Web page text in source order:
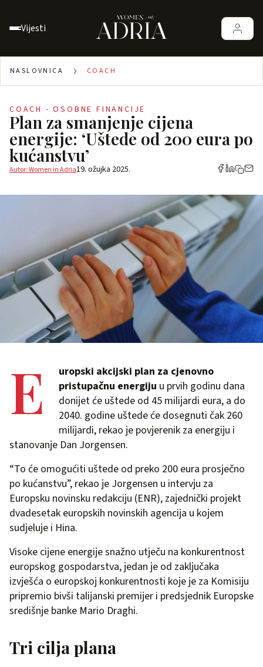
Vijesti
NASLOVNICA COACH
COACH - OSOBNE FINANCIJE
Plan za smanjenje cijena
energije: ‘Uštede od 200 eura po
kućanstvu’
Autor: Women in Adria19. ožujka 2025.
E
uropski akcijski plan za cjenovno
pristupačnu energiju u prvih godinu dana
donijet će uštede od 45 milijardi eura, a do
2040. godine uštede će dosegnuti čak 260
milijardi, rekao je povjerenik za energiju i
stanovanje Dan Jorgensen.
“To će omogućiti uštede od preko 200 eura prosječno
po kućanstvu”, rekao je Jorgensen u intervju za
Europsku novinsku redakciju (ENR), zajednički projekt
dvadesetak europskih novinskih agencija u kojem
sudjeluje i Hina.
Visoke cijene energije snažno utječu na konkurentnost
europskog gospodarstva, jedan je od zaključaka
izvješća o europskoj konkurentnosti koje je za Komisiju
pripremio bivši talijanski premijer i predsjednik Europske
središnje banke Mario Draghi.
Tri cilja plana